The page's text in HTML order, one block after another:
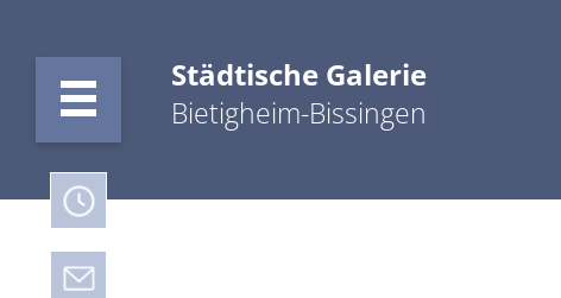
Städtische Galerie
Bietigheim-Bissingen